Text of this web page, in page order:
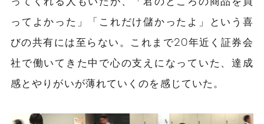
ってよかった」「これだけ儲かったよ」という喜
びの共有には至らない。これまで20年近く証券会
社で働いてきた中で心の支えになっていた、達成
感とやりがいが薄れていくのを感じていた。